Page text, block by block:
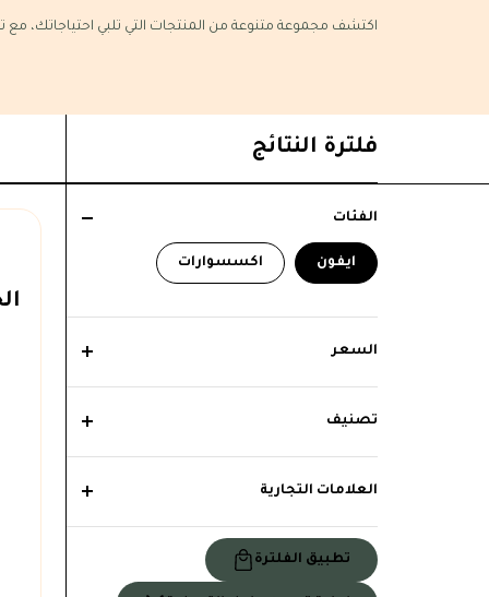
اكتشف مجموعة متنوعة من المنتجات التي تلبي احتياجاتك،
فلترة النتائج
الفئات
ايفون اكسسوارات
السعر
تصنيف
العلامات التجارية
تطبيق الفلترة